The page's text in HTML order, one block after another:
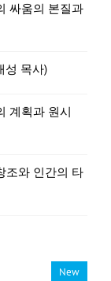
싸움의 본질과
성 목사)
계획과 원시
조와 인간의 타
New